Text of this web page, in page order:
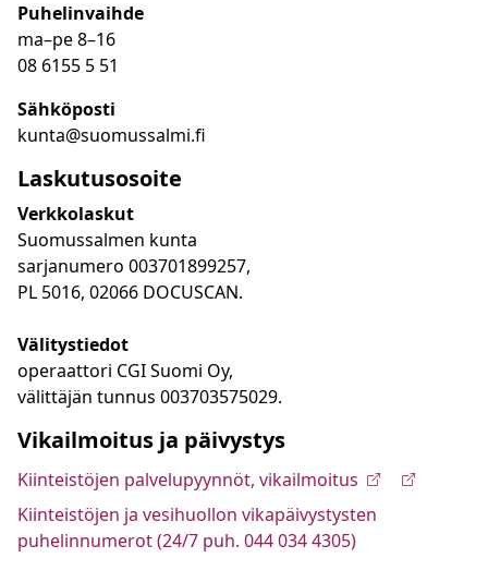
Puhelinvaihde
ma–pe 8–16
08 6155 5 51
Sähköposti
kunta@suomussalmi.fi
Laskutusosoite
Verkkolaskut
Suomussalmen kunta
sarjanumero 003701899257,
PL 5016, 02066 DOCUSCAN.
Välitystiedot
operaattori CGI Suomi Oy,
välittäjän tunnus 003703575029.
Vikailmoitus ja päivystys
Kiinteistöjen palvelupyynnöt, vikailmoitus
Kiinteistöjen ja vesihuollon vikapäivystysten
puhelinnumerot (24/7 puh. 044 034 4305)